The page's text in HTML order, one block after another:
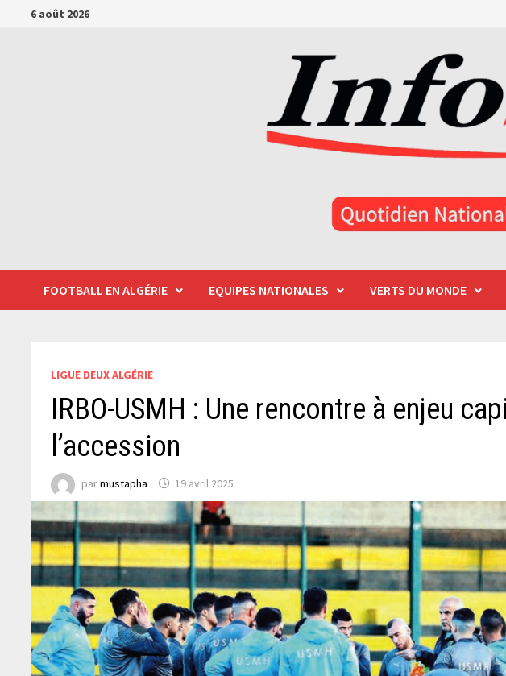
Passer6 août 2026
FOOTBALL EN ALGÉRIE EQUIPES NATIONALES VERTS DU MONDE
LIGUE DEUX ALGÉRIE
IRBO-USMH : Une rencontre à enjeu
l’accession
parmustapha 19 avril 2025